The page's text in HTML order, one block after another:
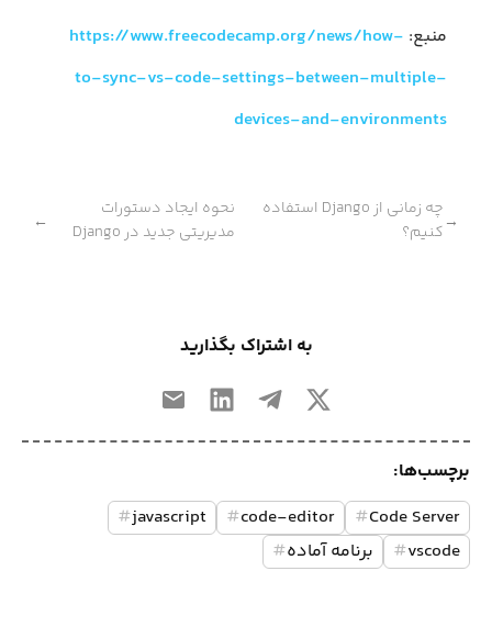
منبع: https://www.freecodecamp.org/news/how-
to-sync-vs-code-settings-between-multiple-
devices-and-environments
→
چه زمانی از Django استفاده
کنیم؟
نحوه ایجاد دستورات
مدیریتی جدید در Django
←
به اشتراک بگذارید
برچسب‌ها:
Code Server
#
code-editor
#
javascript
#
vscode
# برنامه آماده#